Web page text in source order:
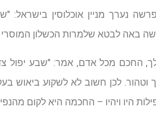
נערך מניין אוכלוסין בישראל:
באה לבטא שלמרות הכשלון
החכם מכל אדם, אמר: "שבע יפול
וטהור. לכן חשוב לא לשקוע
היו ויהיו – החכמה היא לקום